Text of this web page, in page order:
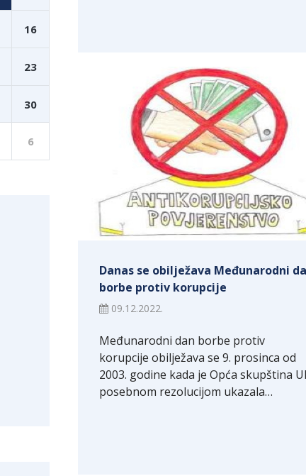
16
23
30
6
Danas se obilježava Međunarodni
borbe protiv korupcije
09.12.2022.
Međunarodni dan borbe protiv
korupcije obilježava se 9. prosinca od
2003. godine kada je Opća skupština
posebnom rezolucijom ukazala…